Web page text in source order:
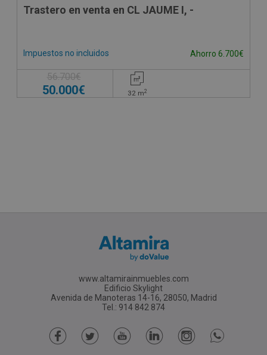
Trastero en venta en CL JAUME I, -
Impuestos no incluidos Ahorro 6.700€
56.700€
50.000€ 32 m2
www.altamirainmuebles.com
Edificio Skylight
Avenida de Manoteras 14-16, 28050, Madrid
Tel.: 914 842 874